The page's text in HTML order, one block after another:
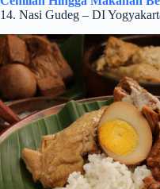
14. Nasi Gudeg – DI